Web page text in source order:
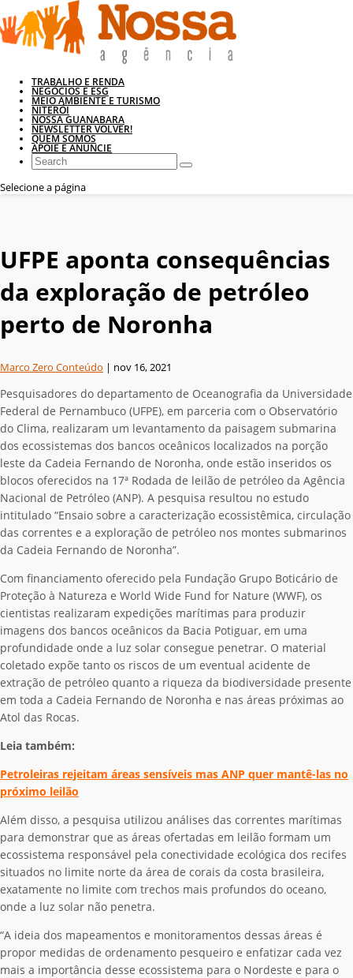
TRABALHO E RENDA
NEGÓCIOS E ESG
MEIO AMBIENTE E TURISMO
NITERÓI
NOSSA GUANABARA
NEWSLETTER VOLVER!
QUEM SOMOS
APOIE E ANUNCIE
Selecione a página
UFPE aponta consequências
da exploração de petróleo
perto de Noronha
Marco Zero Conteúdo | nov 16, 2021
Pesquisadores do departamento de Oceanografia da Universidade
Federal de Pernambuco (UFPE), em parceria com o Observatório
do Clima, realizaram um levantamento da paisagem submarina
dos ecossistemas dos bancos oceânicos localizados na porção
leste da Cadeia Fernando de Noronha, onde estão inseridos os
blocos oferecidos na 17ª Rodada de leilão de petróleo da Agência
Nacional de Petróleo (ANP). A pesquisa resultou no estudo
intitulado “Ensaio sobre a caracterização ecossistêmica, circulação
das correntes e a exploração de petróleo nos montes submarinos
da Cadeia Fernando de Noronha”.
Com financiamento oferecido pela Fundação Grupo Boticário de
Proteção à Natureza e World Wide Fund for Nature (WWF), os
cientistas realizaram expedições marítimas para produzir
imagens dos bancos oceânicos da Bacia Potiguar, em uma
profundidade onde a luz solar consegue penetrar. O material
coletado expõe tanto os riscos de um eventual acidente de
extração de petróleo quanto a riqueza da biodiversidade presente
em toda a Cadeia Fernando de Noronha e nas áreas próximas ao
Atol das Rocas.
Leia também:
Petroleiras rejeitam áreas sensíveis mas ANP quer mantê-las no
próximo leilão
Além disso, a pesquisa utilizou análises das correntes marítimas
para demonstrar que as áreas ofertadas em leilão formam um
ecossistema responsável pela conectividade ecológica dos recifes
situados no limite norte da área de corais da costa brasileira,
exatamente no limite com trechos mais profundos do oceano,
onde a luz solar não penetra.
“A ideia dos mapeamentos e monitoramentos dessas áreas é
propor medidas de ordenamento pesqueiro e enfatizar cada vez
mais a importância desse ecossistema para o Nordeste e para o